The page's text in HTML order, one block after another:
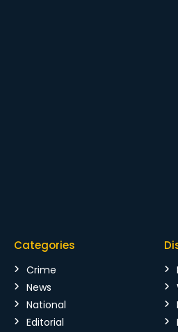
Categories
Crime
News
National
Editorial